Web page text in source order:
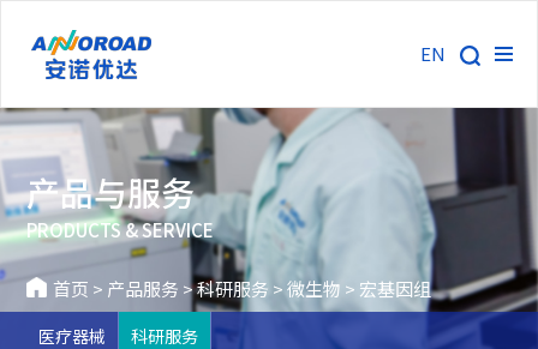
EN
产品与服务
PRODUCTS & SERVICE
首页 > 产品服务 >科研服务 >微生物 > 宏基因组
医疗器械 科研服务